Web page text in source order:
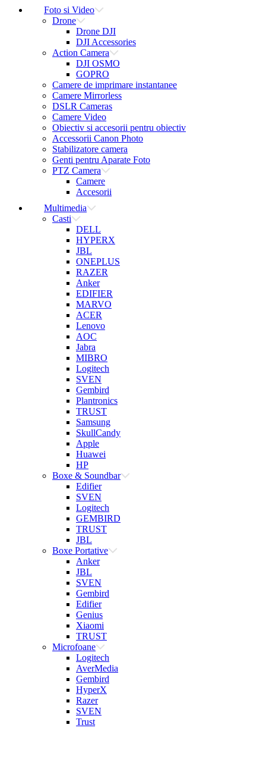
Foto si Video
Drone
Drone DJI
DJI Accessories
Action Camera
DJI OSMO
GOPRO
Camere de imprimare instantanee
Camere Mirrorless
DSLR Cameras
Camere Video
Obiectiv si accesorii pentru obiectiv
Accessorii Canon Photo
Stabilizatore camera
Genti pentru Aparate Foto
PTZ Camera
Camere
Accesorii
Multimedia
Casti
DELL
HYPERX
JBL
ONEPLUS
RAZER
Anker
EDIFIER
MARVO
ACER
Lenovo
AOC
Jabra
MIBRO
Logitech
SVEN
Gembird
Plantronics
TRUST
Samsung
SkullCandy
Apple
Huawei
HP
Boxe & Soundbar
Edifier
SVEN
Logitech
GEMBIRD
TRUST
JBL
Boxe Portative
Anker
JBL
SVEN
Gembird
Edifier
Genius
Xiaomi
TRUST
Microfoane
Logitech
AverMedia
Gembird
HyperX
Razer
SVEN
Trust